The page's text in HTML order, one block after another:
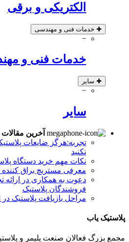
الکتریکی و برقی
✚ خدمات فنی و مهندسی
−
خدمات فنی و
✚ سایر
−
سایر
آخرین مقالات
تجربه:هرگز ضایعات
نکنید
نکات مهم خرید دستگاه
معرفی مستربچ براق کننده
دعوت به همکاری در ارائه
فروشندگان پلاستیک
مراحل بازیافت پلاستیک در
پلاستیک یاب
مجمع بزرگ فعالان صنعت پلیمر و